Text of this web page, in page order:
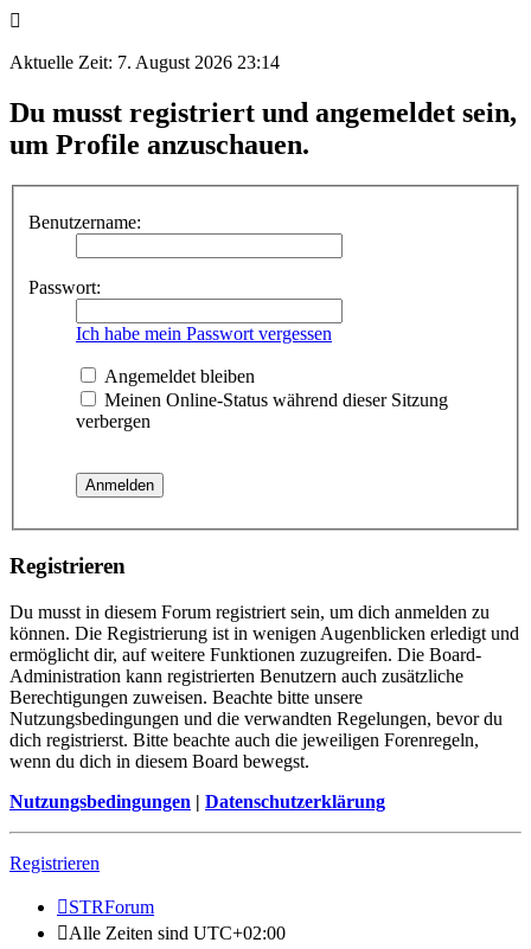
Aktuelle Zeit: 7. August 2026 23:14
Du musst registriert und angemeldet sein,
um Profile anzuschauen.
Benutzername:
Passwort:
Ich habe mein Passwort vergessen
Angemeldet bleiben
Meinen Online-Status während dieser Sitzung
verbergen
Registrieren
Du musst in diesem Forum registriert sein, um dich anmelden zu
können. Die Registrierung ist in wenigen Augenblicken erledigt und
ermöglicht dir, auf weitere Funktionen zuzugreifen. Die Board-
Administration kann registrierten Benutzern auch zusätzliche
Berechtigungen zuweisen. Beachte bitte unsere
Nutzungsbedingungen und die verwandten Regelungen, bevor du
dich registrierst. Bitte beachte auch die jeweiligen Forenregeln,
wenn du dich in diesem Board bewegst.
Nutzungsbedingungen | Datenschutzerklärung
Registrieren
STRForum
Alle Zeiten sind UTC+02:00